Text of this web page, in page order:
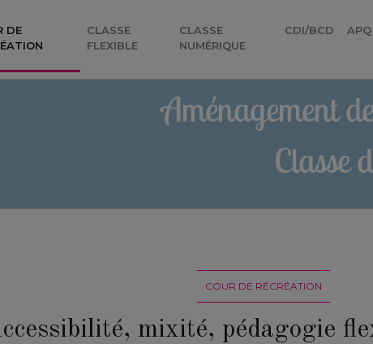
DE
(CURRENT)
CLASSE
FLEXIBLE
CLASSE
NUMÉRIQUE
CDI/BCD APQ
Aménagement
Classe
COUR DE RÉCRÉATION
mixité, pédagogie